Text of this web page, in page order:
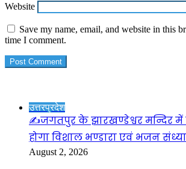
Website
Save my name, email, and website in this
time I comment.
उत्तरप्रदेश
✍️जगतपुर के झारखण्डेश्वर मन्दिर में
होगा विशाल भण्डारा एवं भजन
August 2, 2026